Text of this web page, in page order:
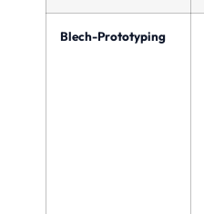
Blech-Prototyping